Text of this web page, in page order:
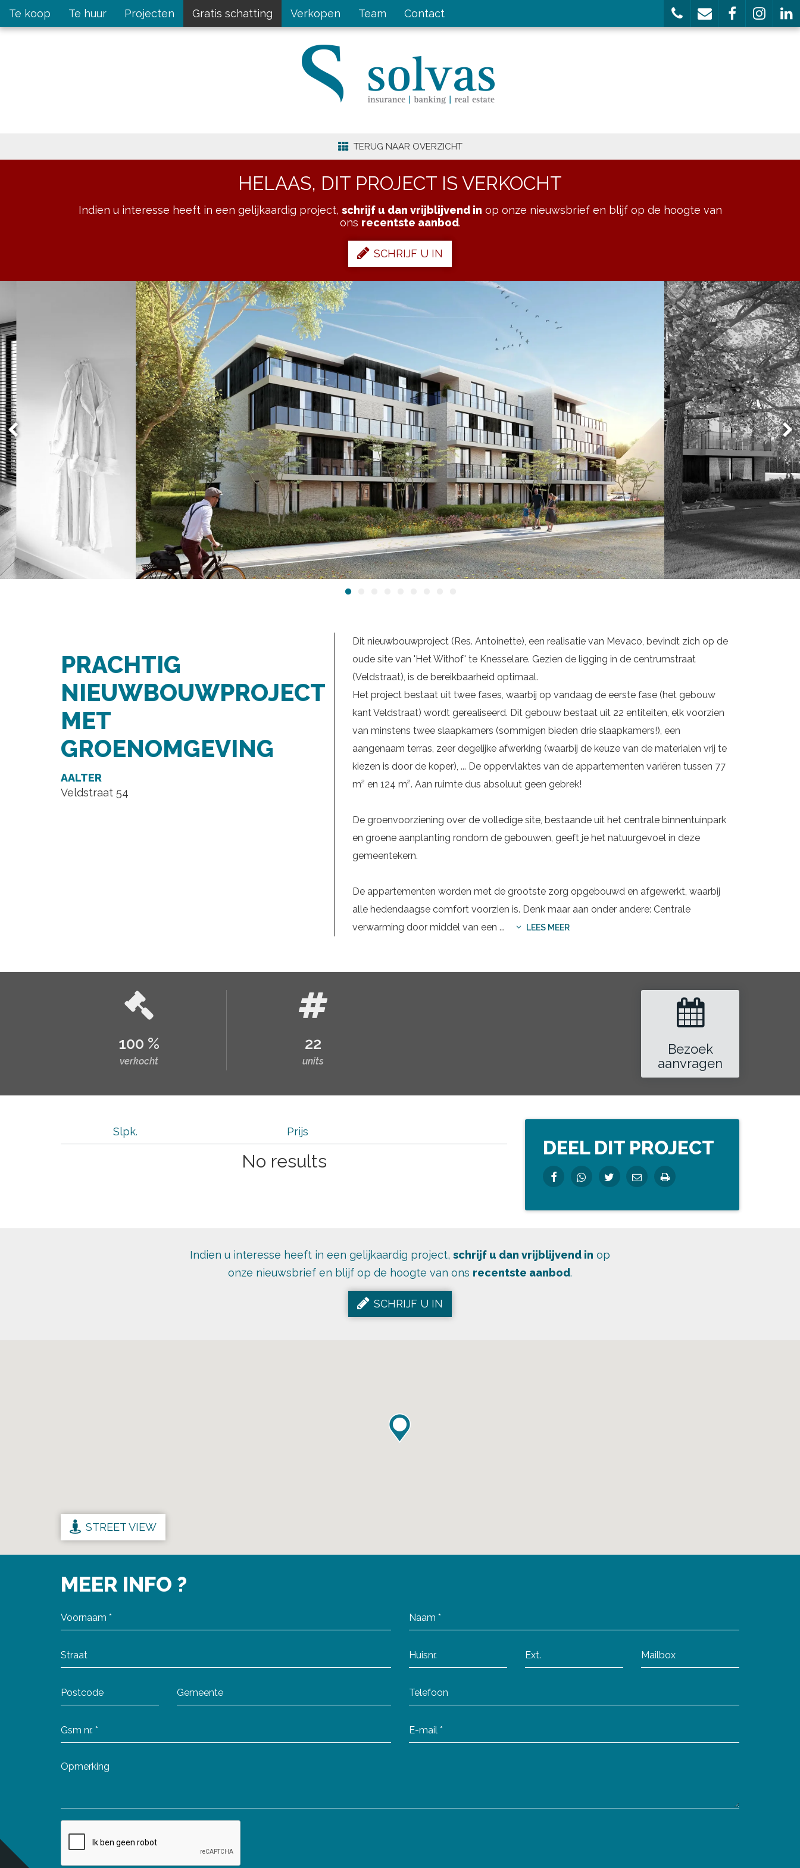
Te koop Te huur Projecten Gratis schatting Verkopen Team Contact
TERUG NAAR OVERZICHT
HELAAS, DIT PROJECT IS VERKOCHT
Indien u interesse heeft in een gelijkaardig project, schrijf u dan vrijblijvend in op onze nieuwsbrief en blijf op de hoogte van
ons recentste aanbod.
SCHRIJF U IN
PRACHTIG
NIEUWBOUWPROJECT
MET
GROENOMGEVING
AALTER
Veldstraat 54
Dit nieuwbouwproject (Res. Antoinette), een realisatie van Mevaco, bevindt zich op de
oude site van 'Het Withof' te Knesselare. Gezien de ligging in de centrumstraat
(Veldstraat), is de bereikbaarheid optimaal.
Het project bestaat uit twee fases, waarbij op vandaag de eerste fase (het gebouw
kant Veldstraat) wordt gerealiseerd. Dit gebouw bestaat uit 22 entiteiten, elk voorzien
van minstens twee slaapkamers (sommigen bieden drie slaapkamers!), een
aangenaam terras, zeer degelijke afwerking (waarbij de keuze van de materialen vrij te
kiezen is door de koper), ... De oppervlaktes van de appartementen variëren tussen 77
m² en 124 m². Aan ruimte dus absoluut geen gebrek!
De groenvoorziening over de volledige site, bestaande uit het centrale binnentuinpark
en groene aanplanting rondom de gebouwen, geeft je het natuurgevoel in deze
gemeentekern.
De appartementen worden met de grootste zorg opgebouwd en afgewerkt, waarbij
alle hedendaagse comfort voorzien is. Denk maar aan onder andere: Centrale
verwarming door middel van een ... LEES MEER
100 %
verkocht
22
units
Bezoek
aanvragen
Slpk. Prijs
No results
DEEL DIT PROJECT
Indien u interesse heeft in een gelijkaardig project, schrijf u dan vrijblijvend in op
onze nieuwsbrief en blijf op de hoogte van ons recentste aanbod.
SCHRIJF U IN
STREET VIEW
MEER INFO ?